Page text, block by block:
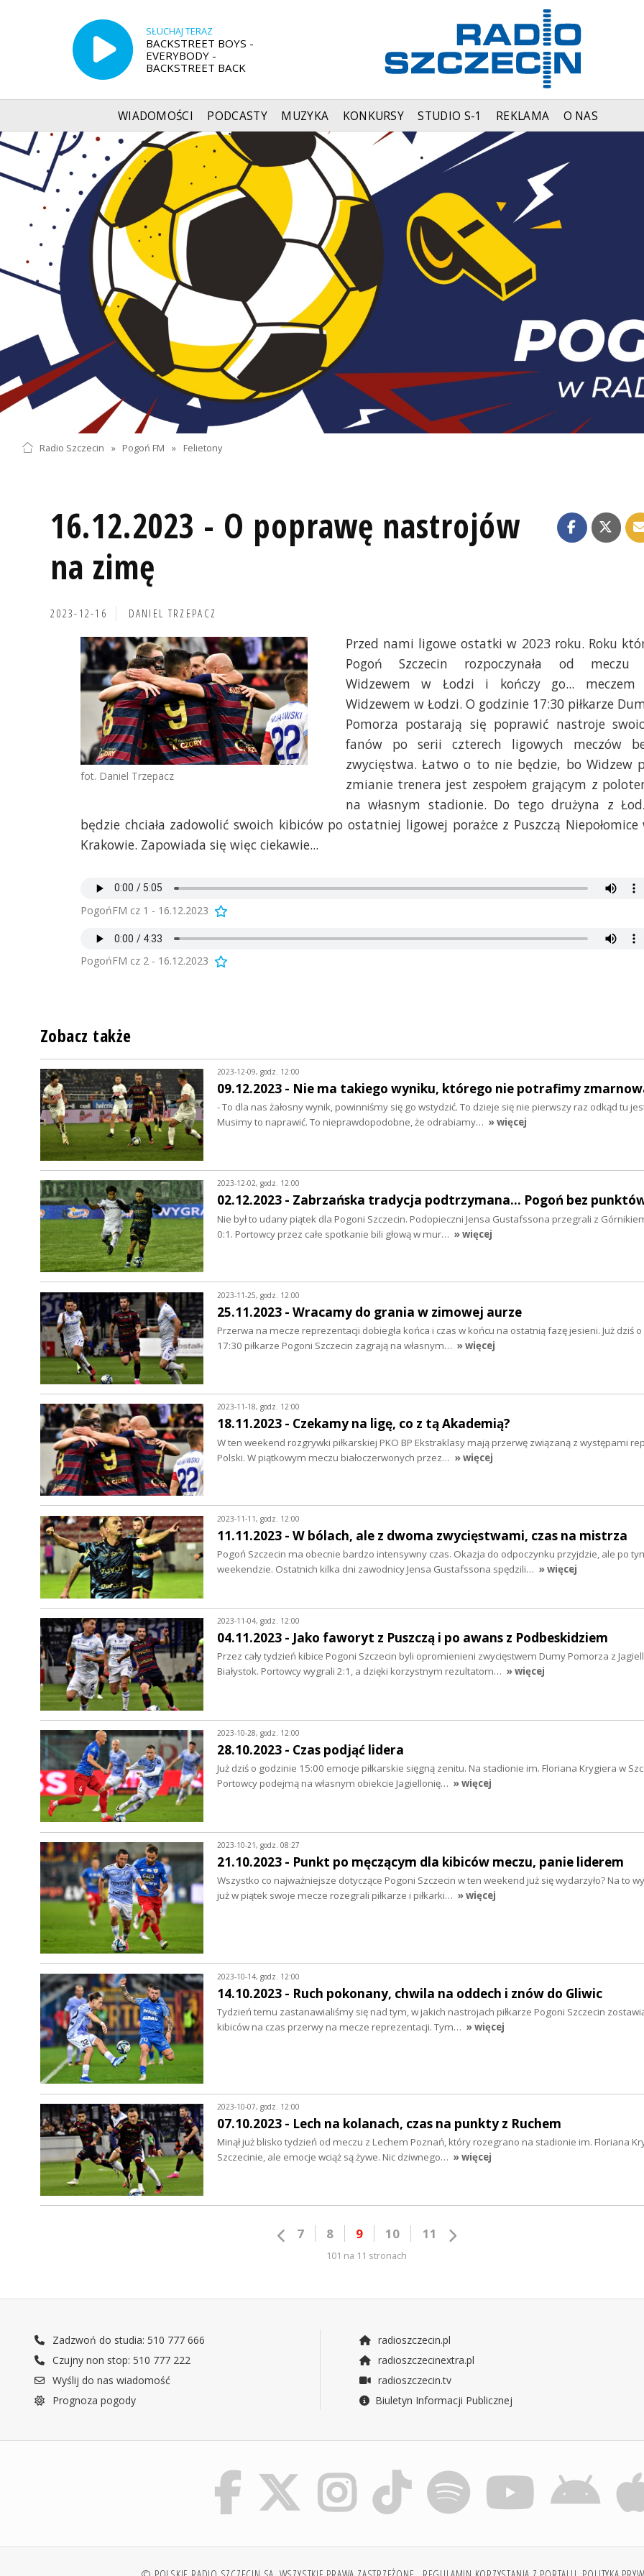
SŁUCHAJ TERAZ
BACKSTREET BOYS -
EVERYBODY -
BACKSTREET BACK
WIADOMOŚCI PODCASTY MUZYKA KONKURSY STUDIO S-1 REKLAMA O NAS
Radio Szczecin » Pogoń FM » Felietony
16.12.2023 - O poprawę nastrojów
na zimę
2023-12-16 DANIEL TRZEPACZ
fot. Daniel Trzepacz
Przed nami ligowe ostatki w 2023 roku. Roku
Pogoń Szczecin rozpoczynała od meczu
Widzewem w Łodzi i kończy go... meczem
Widzewem w Łodzi. O godzinie 17:30 piłkarze
Pomorza postarają się poprawić nastroje
fanów po serii czterech ligowych meczów
zwycięstwa. Łatwo o to nie będzie, bo Widzew
zmianie trenera jest zespołem grającym z
na własnym stadionie. Do tego drużyna z
będzie chciała zadowolić swoich kibiców po ostatniej ligowej porażce z Puszczą Niepołomice
Krakowie. Zapowiada się więc ciekawie...
PogońFM cz 1 - 16.12.2023
PogońFM cz 2 - 16.12.2023
Zobacz także
2023-12-09, godz. 12:00
09.12.2023 - Nie ma takiego wyniku, którego nie potrafimy
- To dla nas żałosny wynik, powinniśmy się go wstydzić. To dzieje się nie pierwszy raz odkąd tu
Musimy to naprawić. To nieprawdopodobne, że odrabiamy… » więcej
2023-12-02, godz. 12:00
02.12.2023 - Zabrzańska tradycja podtrzymana... Pogoń bez
Nie był to udany piątek dla Pogoni Szczecin. Podopieczni Jensa Gustafssona przegrali z
0:1. Portowcy przez całe spotkanie bili głową w mur… » więcej
2023-11-25, godz. 12:00
25.11.2023 - Wracamy do grania w zimowej aurze
Przerwa na mecze reprezentacji dobiegła końca i czas w końcu na ostatnią fazę jesieni. Już dziś
17:30 piłkarze Pogoni Szczecin zagrają na własnym… » więcej
2023-11-18, godz. 12:00
18.11.2023 - Czekamy na ligę, co z tą Akademią?
W ten weekend rozgrywki piłkarskiej PKO BP Ekstraklasy mają przerwę związaną z występami
Polski. W piątkowym meczu białoczerwonych przez… » więcej
2023-11-11, godz. 12:00
11.11.2023 - W bólach, ale z dwoma zwycięstwami, czas na mistrza
Pogoń Szczecin ma obecnie bardzo intensywny czas. Okazja do odpoczynku przyjdzie, ale po
weekendzie. Ostatnich kilka dni zawodnicy Jensa Gustafssona spędzili… » więcej
2023-11-04, godz. 12:00
04.11.2023 - Jako faworyt z Puszczą i po awans z Podbeskidziem
Przez cały tydzień kibice Pogoni Szczecin byli opromienieni zwycięstwem Dumy Pomorza z
Białystok. Portowcy wygrali 2:1, a dzięki korzystnym rezultatom… » więcej
2023-10-28, godz. 12:00
28.10.2023 - Czas podjąć lidera
Już dziś o godzinie 15:00 emocje piłkarskie sięgną zenitu. Na stadionie im. Floriana Krygiera w
Portowcy podejmą na własnym obiekcie Jagiellonię… » więcej
2023-10-21, godz. 08:27
21.10.2023 - Punkt po męczącym dla kibiców meczu, panie liderem
Wszystko co najważniejsze dotyczące Pogoni Szczecin w ten weekend już się wydarzyło? Na to
już w piątek swoje mecze rozegrali piłkarze i piłkarki… » więcej
2023-10-14, godz. 12:00
14.10.2023 - Ruch pokonany, chwila na oddech i znów do Gliwic
Tydzień temu zastanawialiśmy się nad tym, w jakich nastrojach piłkarze Pogoni Szczecin
kibiców na czas przerwy na mecze reprezentacji. Tym… » więcej
2023-10-07, godz. 12:00
07.10.2023 - Lech na kolanach, czas na punkty z Ruchem
Minął już blisko tydzień od meczu z Lechem Poznań, który rozegrano na stadionie im. Floriana
Szczecinie, ale emocje wciąż są żywe. Nic dziwnego… » więcej
7 8 9 10 11
101 na 11 stronach
Zadzwoń do studia: 510 777 666
Czujny non stop: 510 777 222
Wyślij do nas wiadomość
Prognoza pogody
radioszczecin.pl
radioszczecinextra.pl
radioszczecin.tv
Biuletyn Informacji Publicznej